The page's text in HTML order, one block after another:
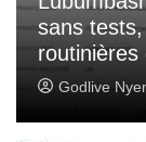
sans
routinières
Godlive